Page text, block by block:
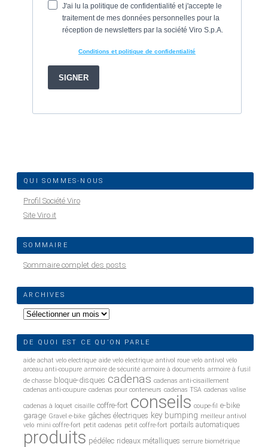
QUI SOMMES-NOUS
Profil Société Viro
Site Viro.it
SOMMAIRE
Sommaire complet des posts
ARCHIVES
Archives
DE QUOI EST CE QU’ON PARLE
aide achat velo electrique aide velo electrique antivol roue velo antivol vélo
arceau anti-coupure armoire de sécurité armoire à documents armoire à fusil
de chasse bloque-disques cadenas cadenas anti-cisaillement
cadenas anti-coupure cadenas pour conteneurs cadenas TSA cadenas valise
cadenas à loquet cisaille coffre-fort conseils coupe-fil e-bike
garage Gravel e-bike gâches électriques key bumping meilleur antivol
velo mini coffre-fort petit cadenas petit coffre-fort portails automatiques
produits pédélec rideaux métalliques serrure biométrique